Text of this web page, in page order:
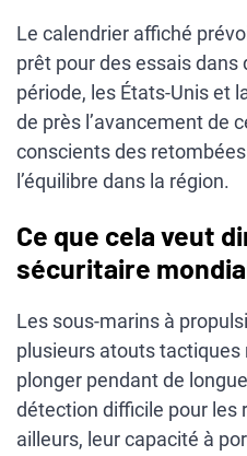
Le calendrier affiché
prêt pour des essais
période, les États-Unis et
de près l’avancement de
conscients des
l’équilibre dans la région.
Ce que cela veut
sécuritaire
Les sous-marins à
plusieurs atouts
plonger pendant de
détection difficile pour les
ailleurs, leur capacité à